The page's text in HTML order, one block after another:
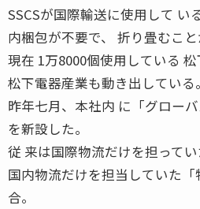
SSCSが国際輸送に使用して い
内梱包が不要で、 折り畳むこと
現在 1万8000個使用している
松下電器産業も動き出している。
昨年七月、本社内 に「グロー
を新設した。
従 来は国際物流だけを担ってい
国内物流だけを担当していた
合。